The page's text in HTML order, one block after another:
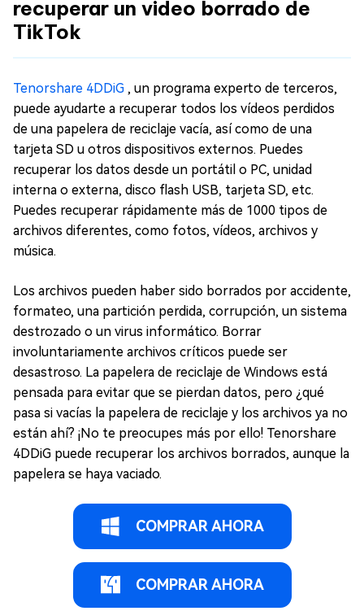
recuperar un video borrado de
TikTok
Tenorshare 4DDiG , un programa experto de terceros,
puede ayudarte a recuperar todos los vídeos perdidos
de una papelera de reciclaje vacía, así como de una
tarjeta SD u otros dispositivos externos. Puedes
recuperar los datos desde un portátil o PC, unidad
interna o externa, disco flash USB, tarjeta SD, etc.
Puedes recuperar rápidamente más de 1000 tipos de
archivos diferentes, como fotos, vídeos, archivos y
música.
Los archivos pueden haber sido borrados por accidente,
formateo, una partición perdida, corrupción, un sistema
destrozado o un virus informático. Borrar
involuntariamente archivos críticos puede ser
desastroso. La papelera de reciclaje de Windows está
pensada para evitar que se pierdan datos, pero ¿qué
pasa si vacías la papelera de reciclaje y los archivos ya no
están ahí? ¡No te preocupes más por ello! Tenorshare
4DDiG puede recuperar los archivos borrados, aunque la
papelera se haya vaciado.
COMPRAR AHORA
COMPRAR AHORA